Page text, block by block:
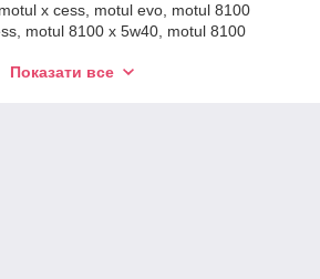
x cess, motul evo, motul 8100
motul 8100 x 5w40, motul 8100
5w30,motul 8100 x-cess купити
Показати все